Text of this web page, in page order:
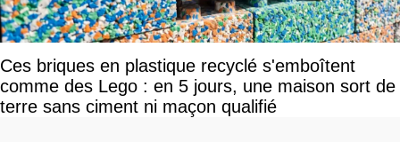
Ces briques en plastique recyclé s'emboîtent
comme des Lego : en 5 jours, une maison sort de
terre sans ciment ni maçon qualifié